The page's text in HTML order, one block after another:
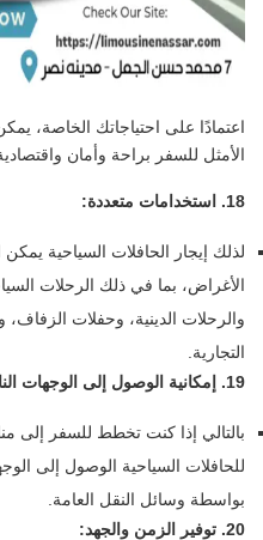
اعتمادًا على احتياجاتك الخاصة،
الأمثل للسفر براحة وأمان
18. استخدامات متعددة:
لذلك إيجار الحافلات السياحية
الأغراض، بما في ذلك الرحلات
والرحلات الدينية، وحفلات
التجارية.
19. إمكانية الوصول إلى الوجهات النائية:
بالتالي إذا كنت تخطط للسفر إلى
للحافلات السياحية الوصول إلى
بواسطة وسائل النقل العامة.
20. توفير الزمن والجهد: